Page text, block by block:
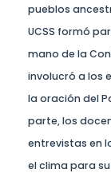
pueblos
UCSS formó
mano de la
involucró a los
la oración del
parte, los
entrevistas en
el clima para